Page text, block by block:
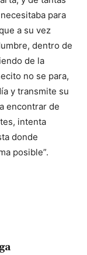
para
a su vez
dentro de
de la
no se para,
y transmite su
encontrar de
intenta
donde
posible”.